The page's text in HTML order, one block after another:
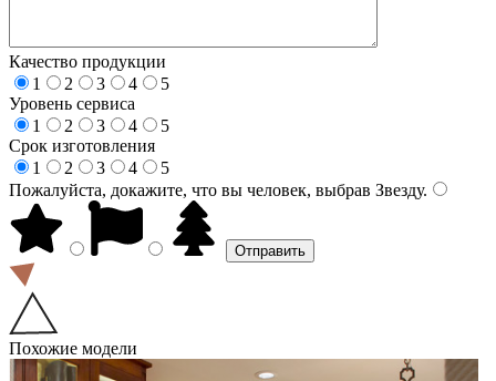
Качество продукции
1
2 3 4
5
Уровень сервиса
1
2 3 4
5
Срок изготовления
1
2 3 4
5
Пожалуйста, докажите, что вы человек, выбрав Звезду.
Похожие модели